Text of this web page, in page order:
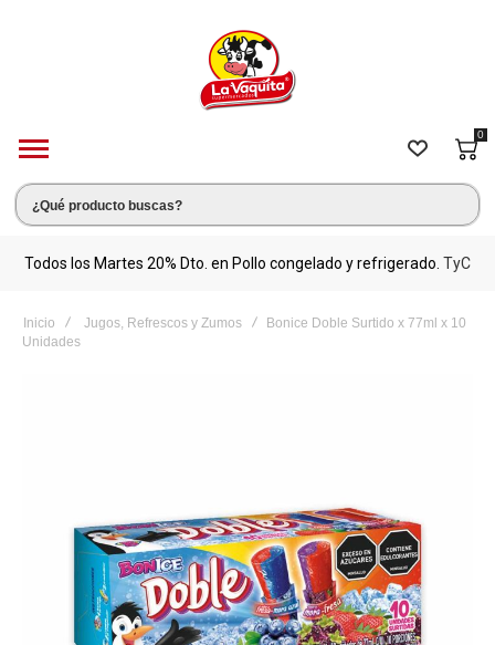
0
Todos los Martes 20% Dto. en Pollo congelado y refrigerado. TyC
Inicio Jugos, Refrescos y Zumos
Bonice Doble Surtido x 77ml x 10
Unidades
imágenes